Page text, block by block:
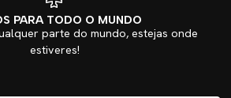
PARA TODO O MUNDO
parte do mundo, estejas onde
estiveres!